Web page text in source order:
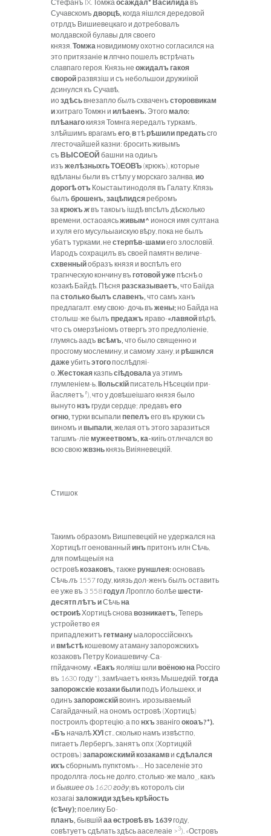
Стефанъ IX. Томжа осаждал* Василида въ
Сучавскомъ дворцѣ когда яішлся дередовой
отрлдъ Вишиевецкаго и дотребовалъ
молдавской булавы для своего
князя. Томжа новидимому охотно согласился на
это притязаніе н лпчно пошелъ встрѣчать
славпаго героя. Князь не ожидалъ гакоя
своройразвязіш и съ небольшои дружиіюй
дсинулся къ Сучавѣ,
ио здѣсьвнезапло былъсхваченъ стороввикам
ихитраго Томжн и илѣаенъ. Этого мало:
плѣанагокиязя Томнга яередалъ туркамъ,
злѣйшимъ врагамъ его;втѣрѣшили предатьсго
лгесточайшей казни: бросить живымъ
съ ВЫСОЕОЙ башни на одиыъ
изъ желѣзныхгь ТОЕОВЪ (крюкъ), которые
вдѣланы были въ стѣпу у морскаго залнва, ио
дорогѣотъ Коыстаытинодоля въ Галату. Кпязь
былъ брошенъ, зацѣпидсяребромъ
за крюкъжвъ такоыъ ішдѣ впсѣлъ дѣсколько
времени, остаоаясьживым^ ионося имя султана
и хуля его мусульыаискую вѣру, пока не былъ
убатъ турками, не стерпѣв-шамиего злословій.
Иародъ сохрацилъ въ своей памятн величе-
схвенныйобразъ князя и воспѣлъ его
трагнческую кончину въ готовой ужепѣснѣ о
козакѣ Байдѣ. Пѣсня разсказываетъ, что Баііда
па столько былъ славенъ, что самъ ханъ
предлагалт. ему свою- дочь въ жены;но Байда на
столыш-же былъ предажъяраво-«лавяойвѣрѣ,
что съ омерзѣніомъ отвергъ это предлоліеніе,
глумясь аадъ всѣмъ, что было священно и
просгому мослемину, и самому .хану, и рѣшнлся
дажеубитьэтогопослѣдпяі-
о. Жестокаяказпьсіѣдовала уа этимъ
глумленіем-ь. ІІольскійписатель Нѣсецкіи при-
йасляетъ г), что у довѣшеішаго князя было
вынуто нзъгруди сердце; лредавъ его
огню, турки всыпали пепелъего въ кружки съ
виномъ и выпали, желая отъ этого заразиться
тагшмъ-ліе мужеетвомъ, ка-киігь отлнчался во
всю своюжвзнькнязь Виіяневецкій.
Стишок
Такимъ образомъ Вишпевецкій не удержался на
Хортицѣ гг оенованный инъпритонъ илн Сѣчь,
для помѣщеыія на
островѣкозаковъ, также руншлея:основавъ
Сѣчьлъ 1557 году, киязь дол-женъ былъ оставить
ее уже въ 3 558годул Лропгло болѣе шести-
десятп лѣтъ иСѣчьна
остроиѣХортицѣ снова возникаетъ, Теперь
устройетво ея
припадлежитъ гетмануыалороссійскнхъ
и вмѣстѣкошевому атаману запорожскихъ
козаковъ Петру Коиашевичу-Са-
гпйдачному. «Еакъяоляіш шли воёною на Россіго
въ 1630 году *), замѣчаетъ князь Мышедкій. тогда
запорожскіе козаки былиподъ Иольшекх, и
одинъ запорожскійвоинъ. ирозываемый
Сагайдачный, на ономъ островѣ (Хортицѣ)
построилъ фортецію;а по нхъзваніго окоаъ?*).
«БъначалѣХУІст.. сколько намъ извѣстпо,
пигаетъ Лербергъ, занятъ опх (Хортицкій
островъ) запарожскимй козакамви сдѣлался
ихъсборнымъ пупктомъ»… Но заселеніе это
продоллга-лось не долго, столько-же мало_, какъ
и бывшее оъ 1620 году}въ которолъ сіи
козагаі заложиди здѣеь крѣйость
(сѢчу);поелику Бо-
планъ, бывшій аа ѳстровѣвъ 1639году,
совѣтуетъ сдѣлать здѣсь ааселеаіе >3). «Островъ